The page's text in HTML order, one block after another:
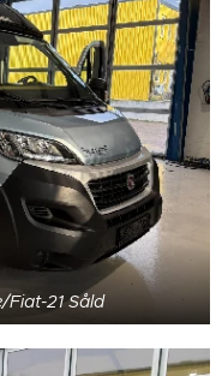
Fiat-21 Såld